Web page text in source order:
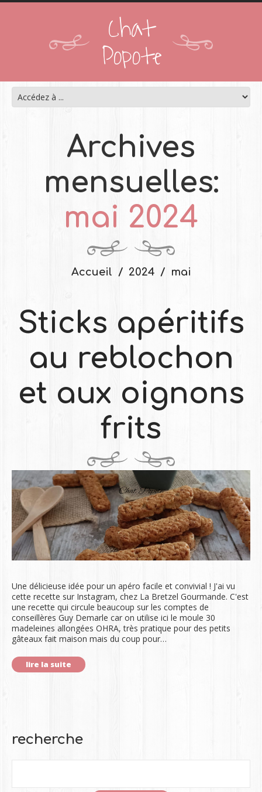
Chat
Popote
Archives
mensuelles:
mai 2024
Accueil 2024 mai
Sticks apéritifs
au reblochon
et aux oignons
frits
Une délicieuse idée pour un apéro facile et convivial ! J'ai vu
cette recette sur Instagram, chez La Bretzel Gourmande. C'est
une recette qui circule beaucoup sur les comptes de
conseillères Guy Demarle car on utilise ici le moule 30
madeleines allongées OHRA, très pratique pour des petits
gâteaux fait maison mais du coup pour…
lire la suite
recherche